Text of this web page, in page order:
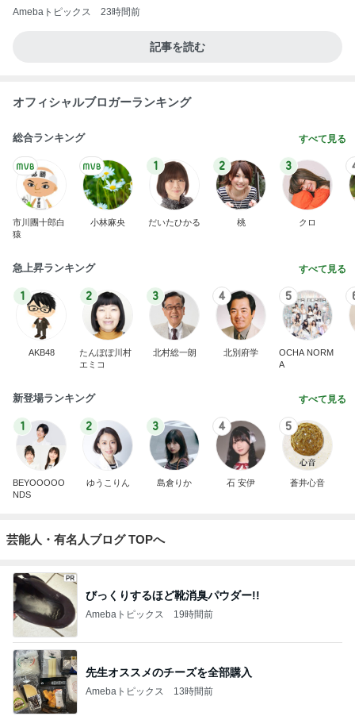
Amebaトピックス 23時間前
記事を読む
オフィシャルブロガーランキング
総合ランキング すべて見る
市川團十郎白
猿
小林麻央
1
だいたひかる
2
桃
3
クロ
急上昇ランキング すべて見る
1
AKB48
2
たんぽぽ川村
エミコ
3
北村総一朗
4
北別府学
5
OCHA NORM
A
新登場ランキング すべて見る
1
BEYOOOOO
NDS
2
ゆうこりん
3
島倉りか
4
石 安伊
5
蒼井心音
芸能人・有名人ブログ TOPへ
びっくりするほど靴消臭パウダー!!
Amebaトピックス 19時間前
先生オススメのチーズを全部購入
Amebaトピックス 13時間前